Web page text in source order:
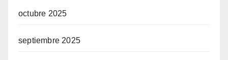
octubre 2025
septiembre 2025